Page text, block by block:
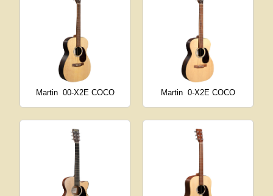
Martin 00-X2E COCO Martin 0-X2E COCO